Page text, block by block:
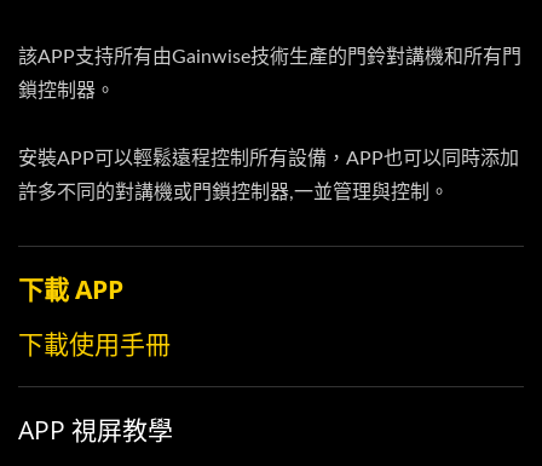
該APP支持所有由Gainwise技術生產的門鈴對講機和所有門
鎖控制器。
安裝APP可以輕鬆遠程控制所有設備，APP也可以同時添加
許多不同的對講機或門鎖控制器,一並管理與控制。
下載 APP
下載使用手冊
APP 視屏教學